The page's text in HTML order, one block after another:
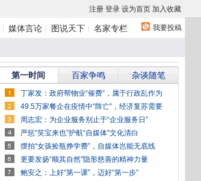
注册 登录 设为首页 加入收藏
我要投稿
媒体言论 图说天下 名家专栏
第一时间 百家争鸣 杂谈随笔
丁家发：政府帮物业“催费”，属于行政乱作为
49.5万家餐企在疫情中“阵亡”，经济复苏需要
周志宏：为企业服务别止于“企业服务日”
严惩“笑宝来也”护航“自媒体”文化清白
摆拍“女孩捡瓶挣学费”，自媒体岂能无底线
更要发扬“顺其自然”隐形慈善的精神力量
鲍安之：上好“第一课”，迈好“第一步”